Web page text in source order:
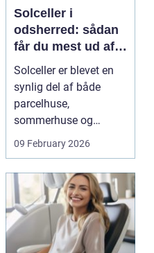
Solceller i
odsherred: sådan
får du mest ud af
solen
Solceller er blevet en
synlig del af både
parcelhuse,
sommerhuse og
mindre erhverv i
Odsherred. Mang...
09 February 2026